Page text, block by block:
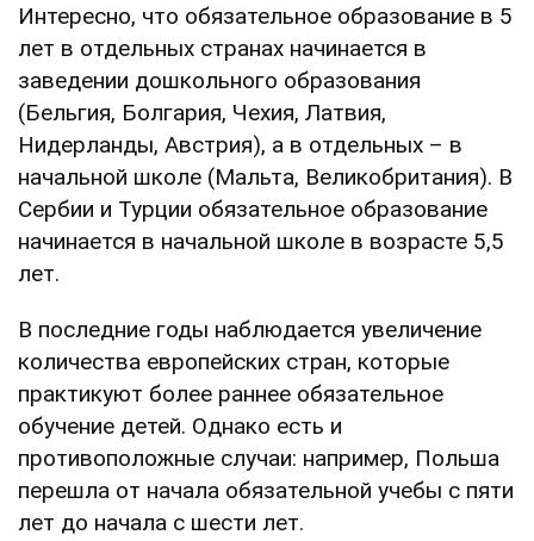
Интересно, что обязательное образование в 5
лет в отдельных странах начинается в
заведении дошкольного образования
(Бельгия, Болгария, Чехия, Латвия,
Нидерланды, Австрия), а в отдельных – в
начальной школе (Мальта, Великобритания). В
Сербии и Турции обязательное образование
начинается в начальной школе в возрасте 5,5
лет.
В последние годы наблюдается увеличение
количества европейских стран, которые
практикуют более раннее обязательное
обучение детей. Однако есть и
противоположные случаи: например, Польша
перешла от начала обязательной учебы с пяти
лет до начала с шести лет.